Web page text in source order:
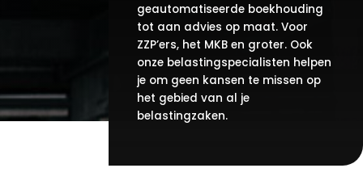
geautomatiseerde boekhouding
tot aan advies op maat. Voor
ZZP’ers, het MKB en groter. Ook
onze belastingspecialisten helpen
je om geen kansen te missen op
het gebied van al je
belastingzaken.